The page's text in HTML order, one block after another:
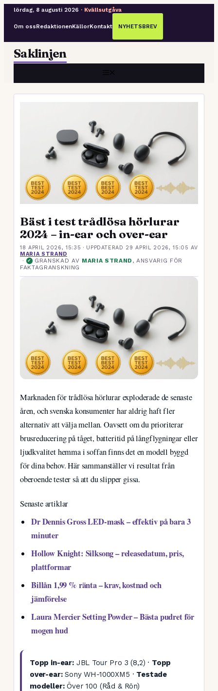
lördag, 8 augusti 2026 · Kvällsutgåva
Om ossRedaktionenKällorKontakt NYHETSBREV
innehåll
Saklinjen
Bäst i test trådlösa hörlurar
2024 – in-ear och over-ear
18 APRIL 2026, 15:35 · UPPDATERAD 29 APRIL 2026, 15:05 AV
MARIA STRAND
· ✓ GRANSKAD AV MARIA STRAND , ANSVARIG FÖR
FAKTAGRANSKNING
Marknaden för trådlösa hörlurar exploderade de senaste
åren, och svenska konsumenter har aldrig haft fler
alternativ att välja mellan. Oavsett om du prioriterar
brusreducering på tåget, batteritid på långflygningar eller
ljudkvalitet hemma i soffan finns det en modell byggd
för dina behov. Här sammanställer vi resultat från
oberoende tester så att du slipper gissa.
Senaste artiklar
Dr Dennis Gross LED-mask – effektiv på bara 3
minuter
Hollow Knight: Silksong – releasedatum, pris,
plattformar
Billån 1,99 % ränta – krav, kostnad och
jämförelse
Laura Mercier Setting Powder – Bästa pudret för
mogen hud
Topp in-ear:JBL Tour Pro 3 (8,2) · Topp
over-ear:Sony WH-1000XM5 · Testade
modeller:Över 100 (Råd & Rön)